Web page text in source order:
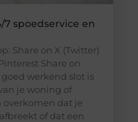
7 spoedservice en
Share on X (Twitter)
Share on
werkend slot is
je woning of
overkomen dat je
of dat een